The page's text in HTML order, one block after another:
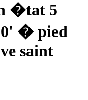
�tat 5
� pied
saint